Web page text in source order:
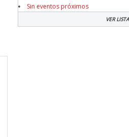
Sin eventos próximos
VER